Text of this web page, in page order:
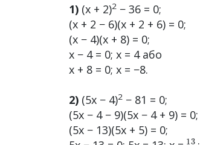
1) (x + 2)2 − 36 = 0;
(x + 2 − 6)(x + 2 + 6) = 0;
(x − 4)(x + 8) = 0;
x − 4 = 0; x = 4 або
x + 8 = 0; x = −8.
2) (5x − 4)2 − 81 = 0;
(5x − 4 − 9)(5x − 4 + 9) = 0;
(5x − 13)(5x + 5) = 0;
13